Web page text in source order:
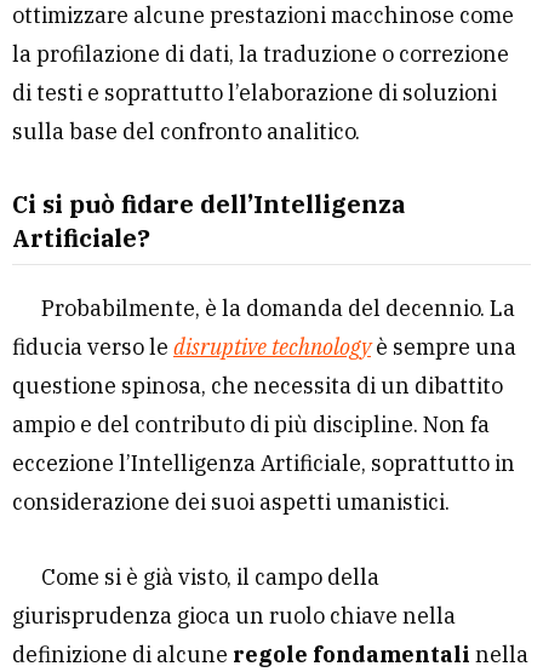
ottimizzare alcune prestazioni macchinose come
la profilazione di dati, la traduzione o correzione
di testi e soprattutto l’elaborazione di soluzioni
sulla base del confronto analitico.
Ci si può fidare dell’Intelligenza
Artificiale?
Probabilmente, è la domanda del decennio. La
fiducia verso le disruptive technologyè sempre una
questione spinosa, che necessita di un dibattito
ampio e del contributo di più discipline. Non fa
eccezione l’Intelligenza Artificiale, soprattutto in
considerazione dei suoi aspetti umanistici.
Come si è già visto, il campo della
giurisprudenza gioca un ruolo chiave nella
definizione di alcune regole fondamentali nella